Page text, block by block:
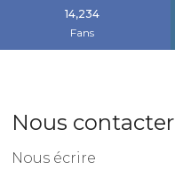
14,234
Fans
Nous contacter
Nous écrire